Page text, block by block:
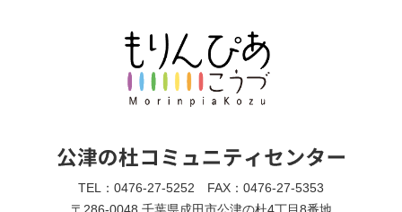
TEL：0476-27-5252 FAX：0476-27-5353
〒286-0048 千葉県成田市公津の杜4丁目8番地